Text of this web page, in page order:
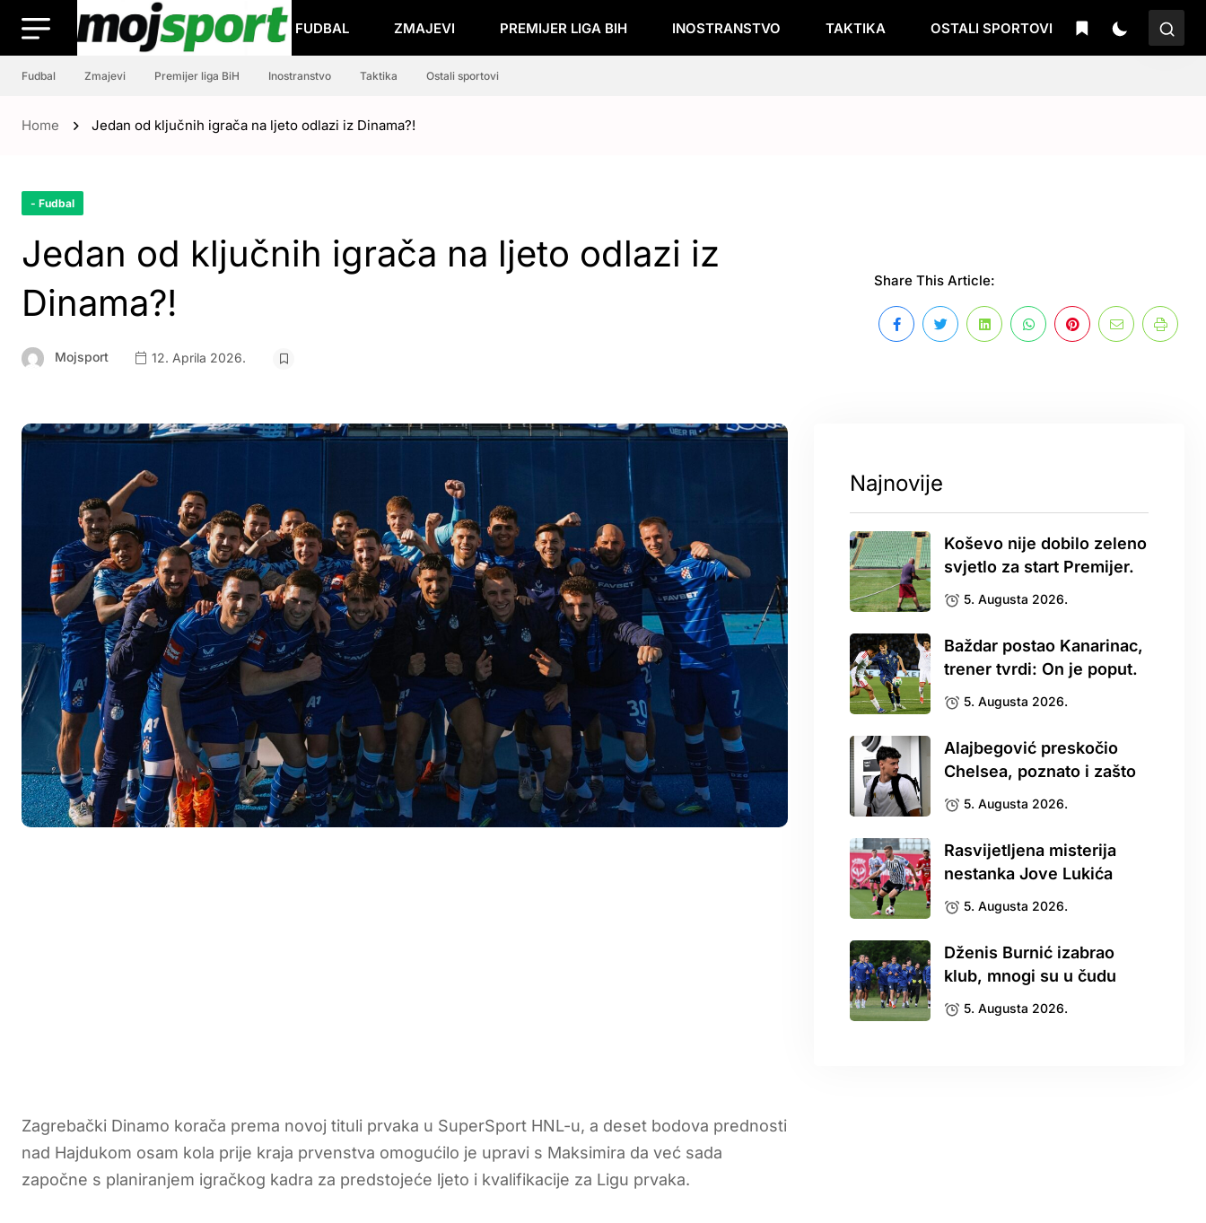
FUDBAL ZMAJEVI PREMIJER LIGA BIH INOSTRANSTVO TAKTIKA OSTALI SPORTOVI
Fudbal Zmajevi Premijer liga BiH Inostranstvo Taktika Ostali sportovi
Home Jedan od ključnih igrača na ljeto odlazi iz Dinama?!
- Fudbal
Jedan od ključnih igrača na ljeto odlazi iz
Dinama?!
Mojsport 12. Aprila 2026.
Share This Article:
Zagrebački Dinamo korača prema novoj tituli prvaka u SuperSport HNL-u, a deset bodova prednosti
nad Hajdukom osam kola prije kraja prvenstva omogućilo je upravi s Maksimira da već sada
započne s planiranjem igračkog kadra za predstojeće ljeto i kvalifikacije za Ligu prvaka.
Najnovije
Koševo nije dobilo zeleno
svjetlo za start Premijer.
5. Augusta 2026.
Baždar postao Kanarinac,
trener tvrdi: On je poput.
5. Augusta 2026.
Alajbegović preskočio
Chelsea, poznato i zašto
5. Augusta 2026.
Rasvijetljena misterija
nestanka Jove Lukića
5. Augusta 2026.
Dženis Burnić izabrao
klub, mnogi su u čudu
5. Augusta 2026.